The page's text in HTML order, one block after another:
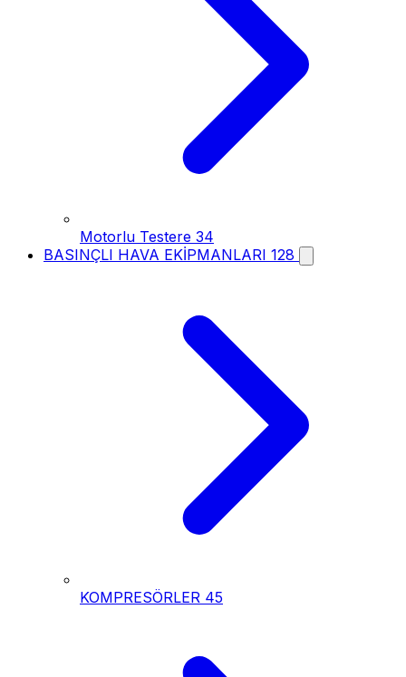
Motorlu Testere 34
BASINÇLI HAVA EKİPMANLARI 128
KOMPRESÖRLER 45